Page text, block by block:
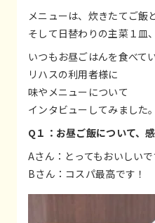
メニューは、炊きたてご飯
そして日替わりの主菜１皿
いつもお昼ごはんを食べて
リハスの利用者様に
味やメニューについて
インタビューしてみました。
Q１：お昼ご飯について、
Aさん：とってもおいしいで
Bさん：コスパ最高です！